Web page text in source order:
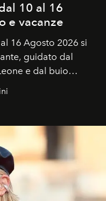
10 al 16
e vacanze
16 Agosto 2026 si
guidato dal
e dal buio
del 12 agosto,